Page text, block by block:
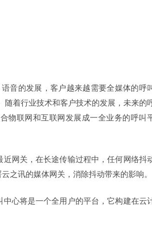
音的发展，客户越来越需要全媒体的呼
着行业技术和客户技术的发展，未来的
物联网和互联网发展成一全业务的呼叫
网关，在长途传输过程中，任何网络抖
之讯的媒体网关，消除抖动带来的影响。
心将是一个全用户的平台，它构建在云